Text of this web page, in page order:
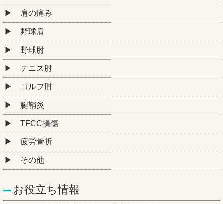
肩の痛み
野球肩
野球肘
テニス肘
ゴルフ肘
腱鞘炎
TFCC損傷
疲労骨折
その他
お役立ち情報